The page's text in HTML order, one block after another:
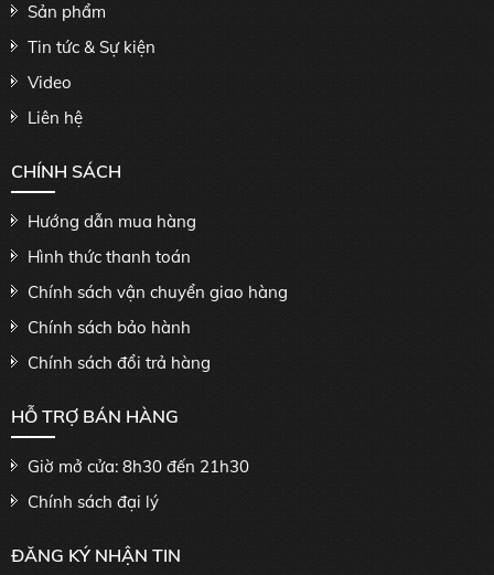
Sản phẩm
Tin tức & Sự kiện
Video
Liên hệ
CHÍNH SÁCH
Hướng dẫn mua hàng
Hình thức thanh toán
Chính sách vận chuyển giao hàng
Chính sách bảo hành
Chính sách đổi trả hàng
HỖ TRỢ BÁN HÀNG
Giờ mở cửa: 8h30 đến 21h30
Chính sách đại lý
ĐĂNG KÝ NHẬN TIN